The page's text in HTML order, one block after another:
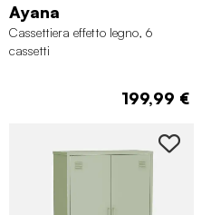
Ayana
Cassettiera effetto legno, 6
cassetti
199,99 €